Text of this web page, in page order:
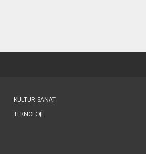
KÜLTÜR SANAT
TEKNOLOJİ